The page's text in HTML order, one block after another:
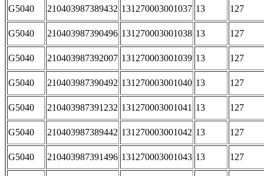
G5040 210403987389432 131270003001037 13 127
G5040 210403987390496 131270003001038 13 127
G5040 210403987392007 131270003001039 13 127
G5040 210403987390492 131270003001040 13 127
G5040 210403987391232 131270003001041 13 127
G5040 210403987389442 131270003001042 13 127
G5040 210403987391496 131270003001043 13 127